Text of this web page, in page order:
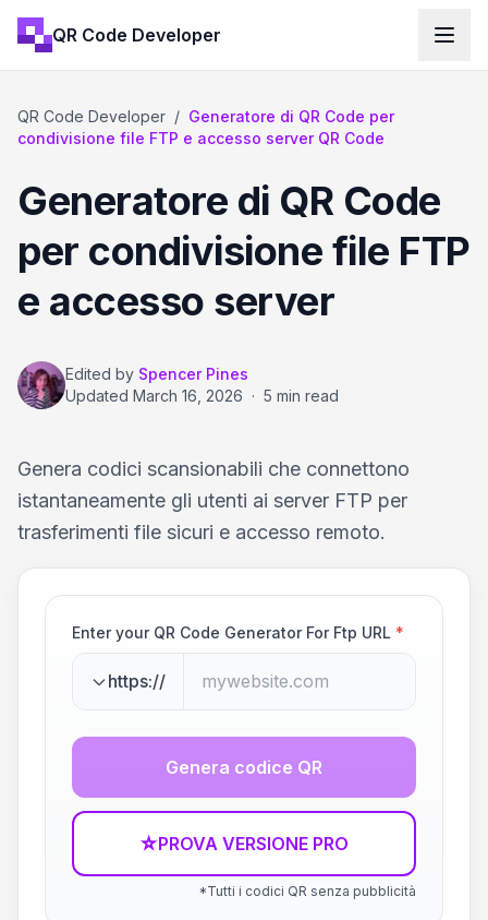
QR Code Developer
QR Code Developer / Generatore di QR Code per
condivisione file FTP e accesso server QR Code
Generatore di QR Code
per condivisione file FTP
e accesso server
Edited by Spencer Pines
Updated March 16, 2026 · 5 min read
Genera codici scansionabili che connettono
istantaneamente gli utenti ai server FTP per
trasferimenti file sicuri e accesso remoto.
Enter your QR Code Generator For Ftp URL *
https://
Genera codice QR
☆PROVA VERSIONE PRO
*Tutti i codici QR senza pubblicità